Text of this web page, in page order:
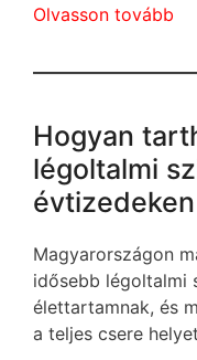
Olvasson tovább
Hogyan
légoltalmi
Magyarországon
idősebb légoltalmi
élettartamnak, és
a teljes csere